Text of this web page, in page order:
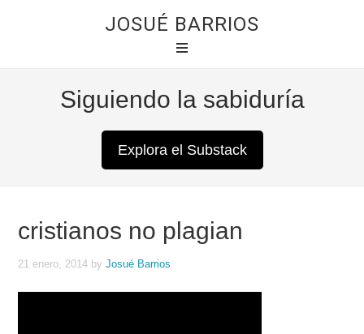
JOSUÉ BARRIOS
Siguiendo la sabiduría
Explora el Substack
cristianos no plagian
21 enero, 2014 byJosué Barrios